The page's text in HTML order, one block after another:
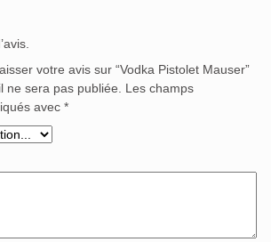
votre avis sur “Vodka Pistolet Mauser”
ne sera pas publiée.
Les champs
avec *